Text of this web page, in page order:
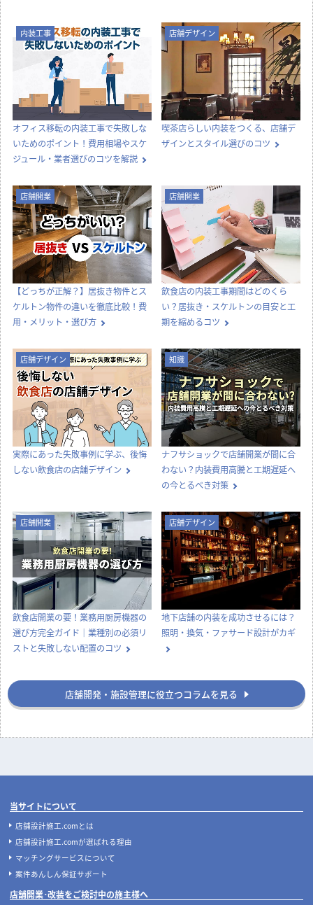
内装工事
オフィス移転の内装工事で失敗しな
いためのポイント！費用相場やスケ
ジュール・業者選びのコツを解説
店舗デザイン
喫茶店らしい内装をつくる、店舗デ
ザインとスタイル選びのコツ
店舗開業
【どっちが正解？】居抜き物件とス
ケルトン物件の違いを徹底比較！費
用・メリット・選び方
店舗開業
飲食店の内装工事期間はどのくら
い？居抜き・スケルトンの目安と工
期を縮めるコツ
店舗デザイン
実際にあった失敗事例に学ぶ、後悔
しない飲食店の店舗デザイン
知識
ナフサショックで店舗開業が間に合
わない？内装費用高騰と工期遅延へ
の今とるべき対策
店舗開業
飲食店開業の要！業務用厨房機器の
選び方完全ガイド｜業種別の必須リ
ストと失敗しない配置のコツ
店舗デザイン
地下店舗の内装を成功させるには？
照明・換気・ファサード設計がカギ
店舗開発・施設管理に役立つコラムを見る
当サイトについて
店舗設計施工.comとは
店舗設計施工.comが選ばれる理由
マッチングサービスについて
案件あんしん保証サポート
店舗開業･改装をご検討中の施主様へ